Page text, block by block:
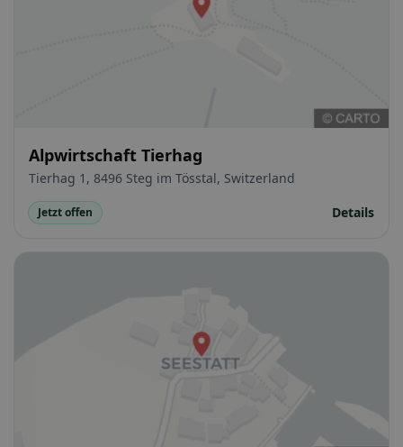
Alpwirtschaft Tierhag
Tierhag 1, 8496 Steg im Tösstal, Switzerland
Jetzt offen Details